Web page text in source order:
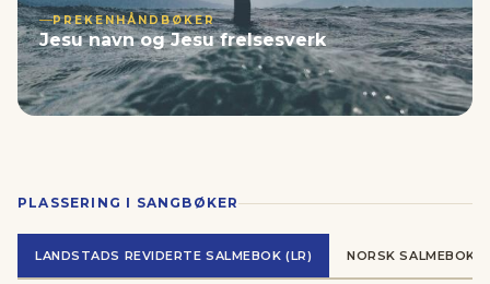
PREKENHÅNDBØKER
Jesu navn og Jesu frelsesverk
PLASSERING I SANGBØKER
LANDSTADS REVIDERTE SALMEBOK (LR) NORSK SALMEBOK